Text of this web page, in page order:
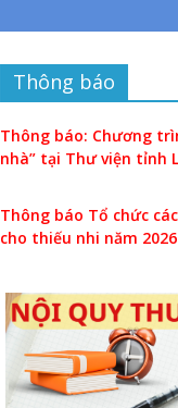
Thông báo
Thông báo: Chương
nhà” tại Thư viện tỉnh
Thông báo Tổ chức
cho thiếu nhi năm 2026